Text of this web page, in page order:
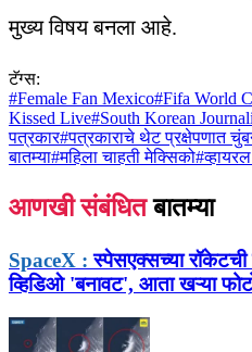
मुख्य विषय बनला आहे.
टॅग्स:
#Female Fan Mexico#Fifa World
Kissed Live#South Korean
पत्रकार#पत्रकाराचे थेट प्रक्षेपणात
बातम्या#महिला चाहती मेक्सिको#
आणखी संबंधित बातम्या
SpaceX : स्पेसएक्सच्या
व्हिडिओ 'बनावट', आता खऱ्या